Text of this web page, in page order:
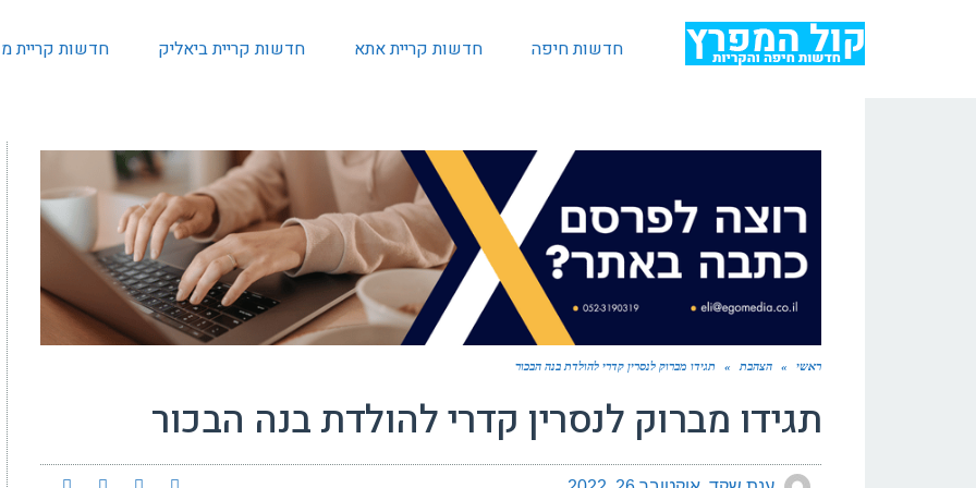
חדשות חיפה חדשות קריית אתא חדשות קריית ביאליק חדשות קריית
ראשי » הצהבת » תגידו מברוק לנסרין קדרי להולדת בנה הבכור
תגידו מברוק לנסרין קדרי להולדת בנה הבכור